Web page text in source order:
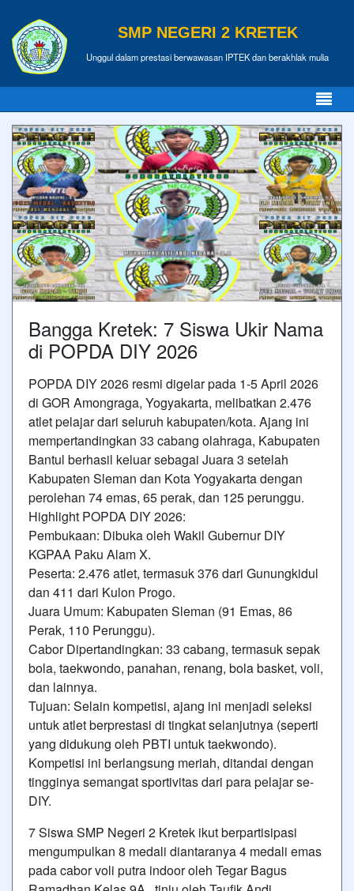
SMP NEGERI 2 KRETEK
Unggul dalam prestasi berwawasan IPTEK dan berakhlak mulia
Bangga Kretek: 7 Siswa Ukir Nama
di POPDA DIY 2026
POPDA DIY 2026 resmi digelar pada 1-5 April 2026
di GOR Amongraga, Yogyakarta, melibatkan 2.476
atlet pelajar dari seluruh kabupaten/kota. Ajang ini
mempertandingkan 33 cabang olahraga, Kabupaten
Bantul berhasil keluar sebagai Juara 3 setelah
Kabupaten Sleman dan Kota Yogyakarta dengan
perolehan 74 emas, 65 perak, dan 125 perunggu.
Highlight POPDA DIY 2026:
Pembukaan: Dibuka oleh Wakil Gubernur DIY
KGPAA Paku Alam X.
Peserta: 2.476 atlet, termasuk 376 dari Gunungkidul
dan 411 dari Kulon Progo.
Juara Umum: Kabupaten Sleman (91 Emas, 86
Perak, 110 Perunggu).
Cabor Dipertandingkan: 33 cabang, termasuk sepak
bola, taekwondo, panahan, renang, bola basket, voli,
dan lainnya.
Tujuan: Selain kompetisi, ajang ini menjadi seleksi
untuk atlet berprestasi di tingkat selanjutnya (seperti
yang didukung oleh PBTI untuk taekwondo).
Kompetisi ini berlangsung meriah, ditandai dengan
tingginya semangat sportivitas dari para pelajar se-
DIY.
7 Siswa SMP Negeri 2 Kretek ikut berpartisipasi
mengumpulkan 8 medali diantaranya 4 medali emas
pada cabor voli putra indoor oleh Tegar Bagus